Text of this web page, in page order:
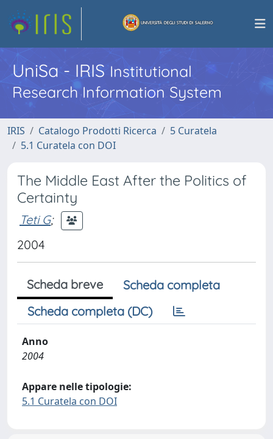
UniSa - IRISInstitutional
Research Information System
IRIS Catalogo Prodotti Ricerca
5 Curatela
5.1 Curatela con DOI
The Middle East After the Politics of
Certainty
Teti G;
2004
Scheda breve
Scheda completa
Scheda completa (DC)
Anno
2004
Appare nelle tipologie:
5.1 Curatela con DOI